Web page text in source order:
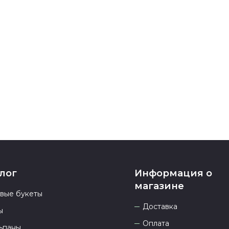
букеты
Информация о
магазине
Доставка
Оплата